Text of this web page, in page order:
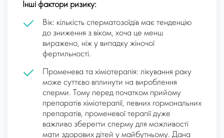
Інші фактори ризику:
Вік: кількість сперматозоїдів має тенденцію
до зниження з віком, хоча це менш
виражено, ніж у випадку жіночої
фертильності.
Променева та хіміотерапія: лікування раку
може суттєво вплинути на вироблення
сперми. Тому перед початком прийому
препаратів хіміотерапії, певних гормональних
препаратів, променевої терапії дуже
важливо зберегти сперму для можливості
мати здорових дітей у майбутньому. Дана